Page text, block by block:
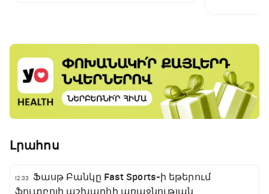
Լրահոս
12:33
Ֆասթ Բանկը Fast Sports-ի եթերում